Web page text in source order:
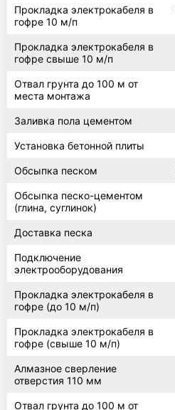
Погреб круглый шар
Тортилла
Лестница
ЕЗПИ
Тритон
Прокладка электрокабеля в
гофре 10 м/п
Прокладка электрокабеля в
гофре свыше 10 м/п
Отвал грунта до 100 м от
места монтажа
Заливка пола цементом
Установка бетонной плиты
Обсыпка песком
Обсыпка песко-цементом
(глина, суглинок)
Доставка песка
Подключение
электрооборудования
Прокладка электрокабеля в
гофре (до 10 м/п)
Прокладка электрокабеля в
гофре (свыше 10 м/п)
Алмазное сверление
отверстия 110 мм
Отвал грунта до 100 м от